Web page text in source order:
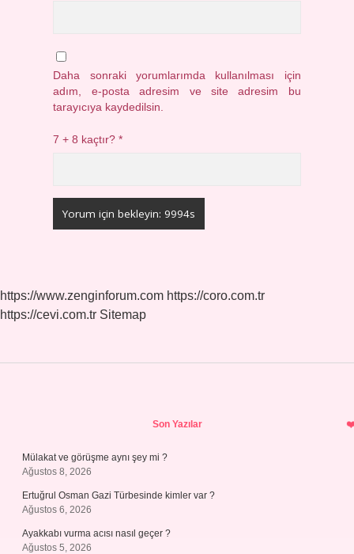
Daha sonraki yorumlarımda kullanılması için
adım, e-posta adresim ve site adresim bu
tarayıcıya kaydedilsin.
7 + 8 kaçtır?*
https://www.zenginforum.com https://coro.com.tr
https://cevi.com.tr Sitemap
Son Yazılar
Mülakat ve görüşme aynı şey mi ?
Ağustos 8, 2026
Ertuğrul Osman Gazi Türbesinde kimler var ?
Ağustos 6, 2026
Ayakkabı vurma acısı nasıl geçer ?
Ağustos 5, 2026